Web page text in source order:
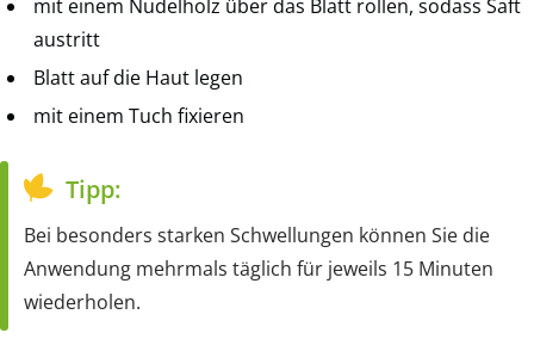
mit einem Nudelholz über das Blatt rollen, sodass Saft
austritt
Blatt auf die Haut legen
mit einem Tuch fixieren
Tipp:
Bei besonders starken Schwellungen können Sie die
Anwendung mehrmals täglich für jeweils 15 Minuten
wiederholen.